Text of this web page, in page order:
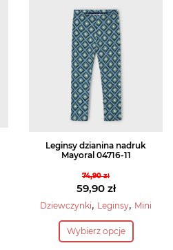
wariantów.
Opcje
można
wybrać
na
stronie
produktu
Leginsy dzianina nadruk
Mayoral 04716-11
74,90zł
Pierwotna
cena
wynosiła:
74,90 zł.
59,90 zł
Aktualna
cena
wynosi:
Dziewczynki, Leginsy, Mini
Wybierz opcje
Ten
produkt